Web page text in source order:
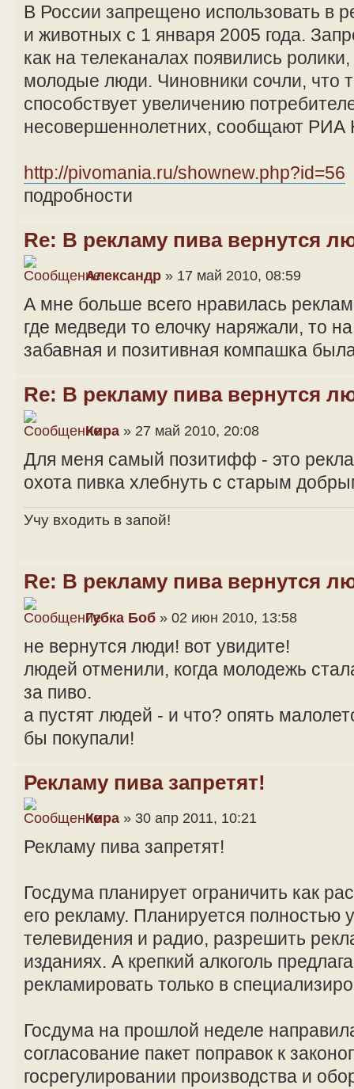
В России запрещено использовать в
и животных с 1 января 2005 года.
как на телеканалах появились
молодые люди. Чиновники сочли, что
способствует увеличению
несовершеннолетних, сообщают РИА
http://pivomania.ru/shownew.php?id=56
подробности
Re: В рекламу пива вернутся
Александр » 17 май 2010, 08:59
А мне больше всего нравилась
где медведи то елочку наряжали, то
забавная и позитивная компашка
Re: В рекламу пива вернутся
Кира » 27 май 2010, 20:08
Для меня самый позитифф - это
охота пивка хлебнуть с старым
Учу входить в запой!
Re: В рекламу пива вернутся
Губка Боб » 02 июн 2010, 13:58
не вернутся люди! вот увидите!
людей отменили, когда молодежь
за пиво.
а пустят людей - и что? опять
бы покупали!
Рекламу пива запретят!
Кира » 30 апр 2011, 10:21
Рекламу пива запретят!
Госдума планирует ограничить как
его рекламу. Планируется полностью
телевидения и радио, разрешить
изданиях. А крепкий алкоголь
рекламировать только в
Госдума на прошлой неделе
согласование пакет поправок к
госрегулировании производства и